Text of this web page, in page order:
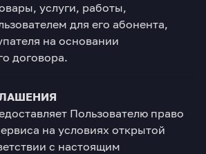
услуги, работы,
для его абонента,
на основании
договора.
Пользователю право
на условиях открытой
с настоящим